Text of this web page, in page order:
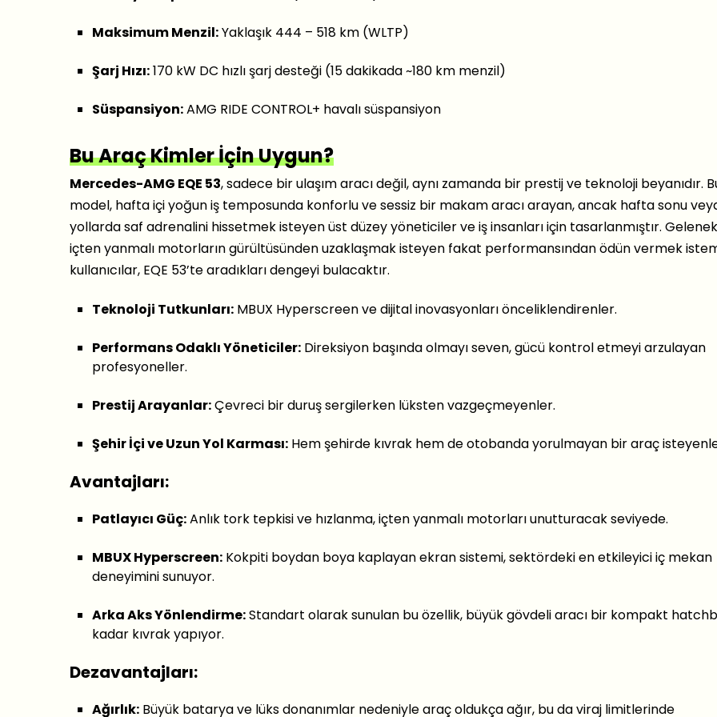
Maksimum Menzil:Yaklaşık 444 – 518 km (WLTP)
Şarj Hızı:170 kW DC hızlı şarj desteği (15 dakikada ~180 km menzil)
Süspansiyon:AMG RIDE CONTROL+ havalı süspansiyon
Bu Araç Kimler İçin Uygun?
Mercedes-AMG EQE 53, sadece bir ulaşım aracı değil, aynı zamanda bir prestij ve teknoloji beyanıdır.
model, hafta içi yoğun iş temposunda konforlu ve sessiz bir makam aracı arayan, ancak hafta sonu
yollarda saf adrenalini hissetmek isteyen üst düzey yöneticiler ve iş insanları için tasarlanmıştır.
içten yanmalı motorların gürültüsünden uzaklaşmak isteyen fakat performansından ödün vermek
kullanıcılar, EQE 53’te aradıkları dengeyi bulacaktır.
Teknoloji Tutkunları: MBUX Hyperscreen ve dijital inovasyonları önceliklendirenler.
Performans Odaklı Yöneticiler: Direksiyon başında olmayı seven, gücü kontrol etmeyi arzulayan
profesyoneller.
Prestij Arayanlar:Çevreci bir duruş sergilerken lüksten vazgeçmeyenler.
Şehir İçi ve Uzun Yol Karması: Hem şehirde kıvrak hem de otobanda yorulmayan bir araç
Avantajları:
Patlayıcı Güç:Anlık tork tepkisi ve hızlanma, içten yanmalı motorları unutturacak seviyede.
MBUX Hyperscreen: Kokpiti boydan boya kaplayan ekran sistemi, sektördeki en etkileyici iç mekan
deneyimini sunuyor.
Arka Aks Yönlendirme:Standart olarak sunulan bu özellik, büyük gövdeli aracı bir kompakt
kadar kıvrak yapıyor.
Dezavantajları:
Ağırlık: Büyük batarya ve lüks donanımlar nedeniyle araç oldukça ağır, bu da viraj limitlerinde